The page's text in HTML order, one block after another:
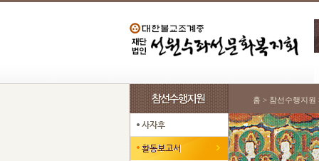
홈 > 참선수행지원